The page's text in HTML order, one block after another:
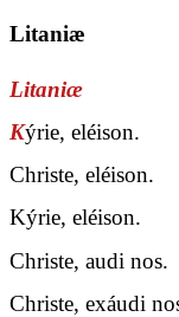
Litaniæ
Litaniæ
Kýrie, eléison.
Christe, eléison.
Kýrie, eléison.
Christe, audi nos.
Christe, exáudi